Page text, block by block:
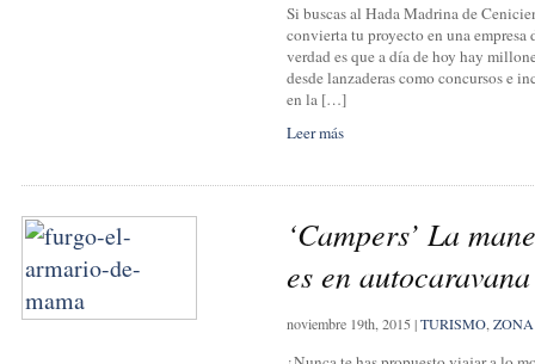
Si buscas al Hada Madrina de
convierta tu proyecto en una
verdad es que a día de hoy hay
desde lanzaderas como concursos e
en la […]
Leer más
‘Campers’ La
es en autocaravana
noviembre 19th, 2015|TURISMO